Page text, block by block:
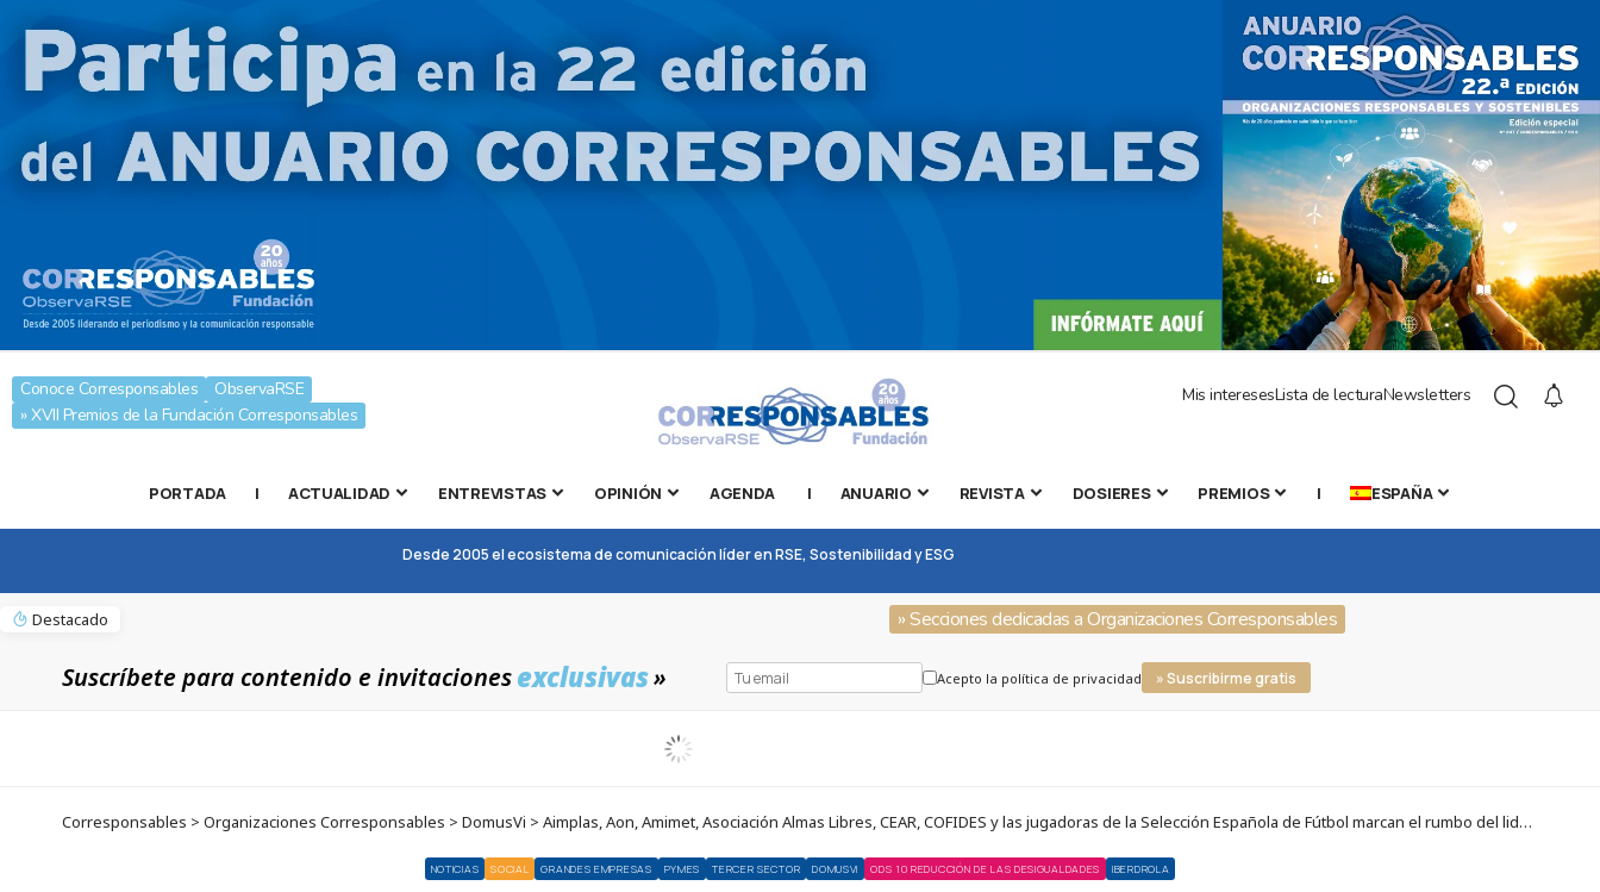
Conoce Corresponsables
ObservaRSE
» XVII Premios de la Fundación Corresponsables
Mis interesesLista de lecturaNewsletters
PORTADA | ACTUALIDAD ENTREVISTAS OPINIÓN AGENDA | ANUARIO REVISTA DOSIERES PREMIOS | ESPAÑA
Desde 2005 el ecosistema de comunicación líder en RSE, Sostenibilidad y ESG
Destacado » Secciones dedicadas a Organizaciones Corresponsables
Suscríbete para contenido e invitacionesexclusivas» Acepto la política de privacidad » Suscribirme gratis
Corresponsables > Organizaciones Corresponsables > DomusVi > Aimplas, Aon, Amimet, Asociación Almas Libres, CEAR, COFIDES y las jugadoras de la Selección Española de Fútbol marcan el rumbo del liderazgo más diverso e inclusivo del año
NOTICIAS SOCIAL GRANDES EMPRESAS PYMES TERCER SECTOR DOMUSVI ODS 10 REDUCCIÓN DE LAS DESIGUALDADES IBERDROLA